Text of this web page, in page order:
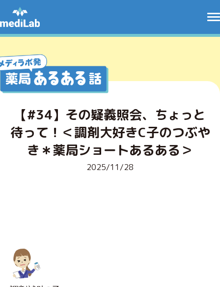
【#34】その疑義照会、ちょっと
待って！＜調剤大好きC子のつぶや
き＊薬局ショートあるある＞
2025/11/28